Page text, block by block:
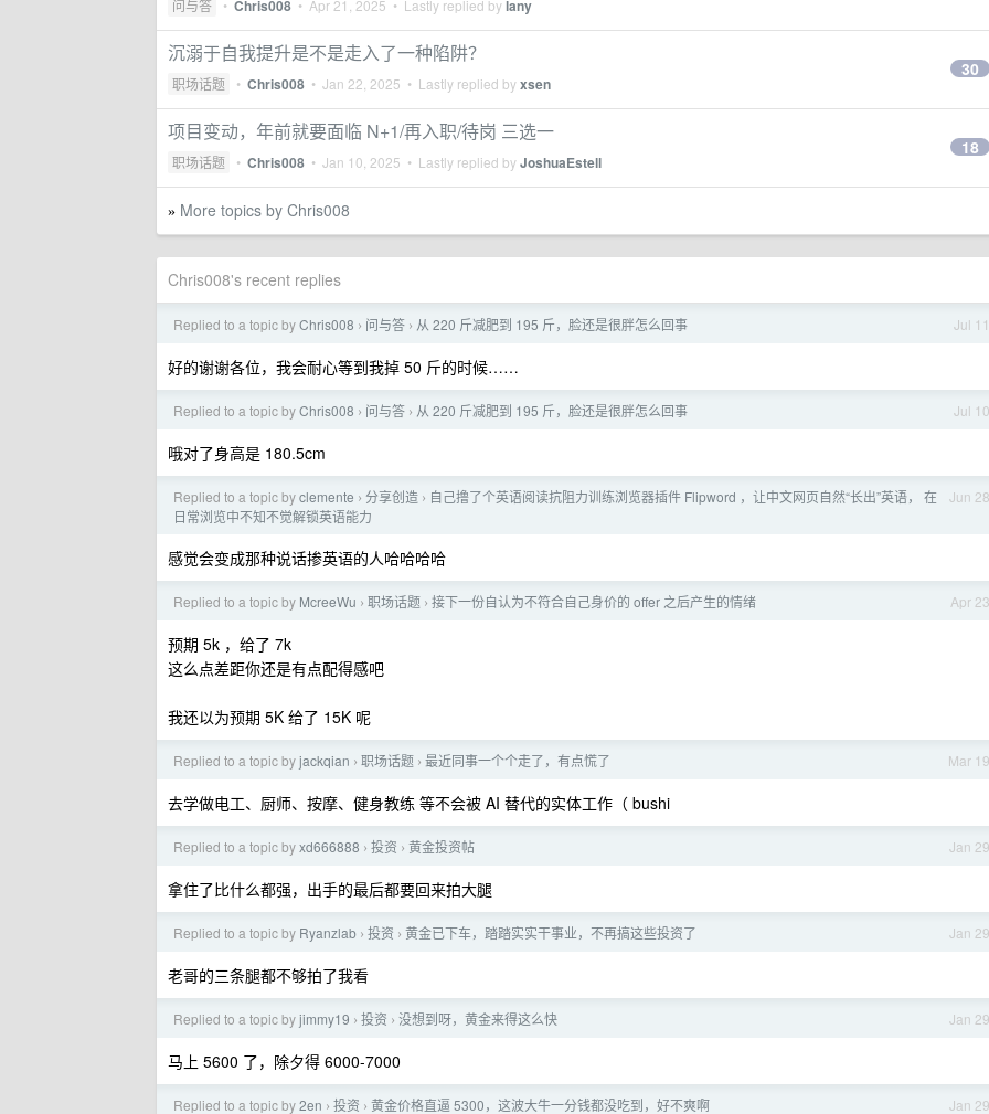
问与答 • Chris008 • Apr 21, 2025 • Lastly replied bylany
沉溺于自我提升是不是走入了一种陷阱？
职场话题 • Chris008 • Jan 22, 2025 • Lastly replied byxsen
30
项目变动，年前就要面临 N+1/再入职/待岗 三选一
职场话题 • Chris008 • Jan 10, 2025 • Lastly replied byJoshuaEstell
18
» More topics by Chris008
Chris008's recent replies
Jul 11
Replied to a topic byChris008 › 问与答 › 从 220 斤减肥到 195 斤，脸还是很胖怎么回事
好的谢谢各位，我会耐心等到我掉 50 斤的时候……
Jul 10
Replied to a topic byChris008 › 问与答 › 从 220 斤减肥到 195 斤，脸还是很胖怎么回事
哦对了身高是 180.5cm
Jun 28
Replied to a topic byclemente › 分享创造 › 自己撸了个英语阅读抗阻力训练浏览器插件 Flipword ，让中文网页自然“长出”英语， 在
日常浏览中不知不觉解锁英语能力
感觉会变成那种说话掺英语的人哈哈哈哈
Apr 23
Replied to a topic by McreeWu › 职场话题 › 接下一份自认为不符合自己身价的 offer 之后产生的情绪
预期 5k ，给了 7k
这么点差距你还是有点配得感吧
我还以为预期 5K 给了 15K 呢
Mar 19
Replied to a topic byjackqian › 职场话题 › 最近同事一个个走了，有点慌了
去学做电工、厨师、按摩、健身教练 等不会被 AI 替代的实体工作（ bushi
Jan 29
Replied to a topic byxd666888 › 投资 › 黄金投资帖
拿住了比什么都强，出手的最后都要回来拍大腿
Jan 29
Replied to a topic by Ryanzlab › 投资 › 黄金已下车，踏踏实实干事业，不再搞这些投资了
老哥的三条腿都不够拍了我看
Jan 29
Replied to a topic byjimmy19 › 投资 › 没想到呀，黄金来得这么快
马上 5600 了，除夕得 6000-7000
Jan 29
Replied to a topic by2en › 投资 › 黄金价格直逼 5300，这波大牛一分钱都没吃到，好不爽啊